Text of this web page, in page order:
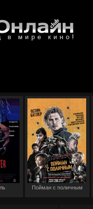
Пойман с поличным